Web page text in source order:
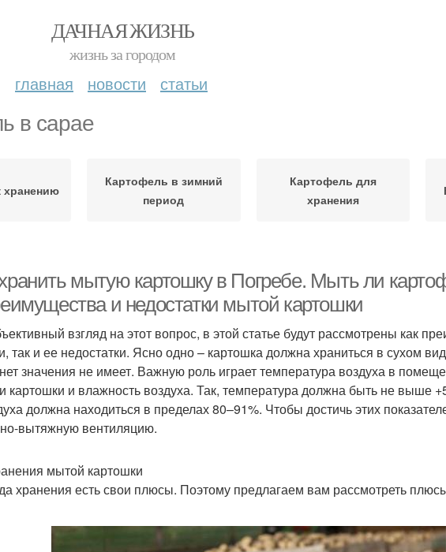
ДАЧНАЯ ЖИЗНЬ
жизнь за городом
главная новости статьи
в сарае
хранению
Картофель в зимний
период
Картофель для
хранения
мытую картошку в Погребе. Мыть ли
и недостатки мытой картошки
взгляд на этот вопрос, в этой статье будут рассмотрены как
так и ее недостатки. Ясно одно – картошка должна храниться в сухом
значения не имеет. Важную роль играет температура воздуха в
картошки и влажность воздуха. Так, температура должна быть не выше
должна находиться в пределах 80–91%. Чтобы достичь этих
вытяжную вентиляцию.
мытой картошки
хранения есть свои плюсы. Поэтому предлагаем вам рассмотреть